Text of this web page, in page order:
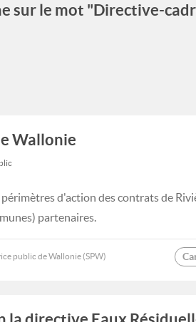
sur le mot "Directive-
Wallonie
d'action des contrats de
partenaires.
public de Wallonie (SPW)